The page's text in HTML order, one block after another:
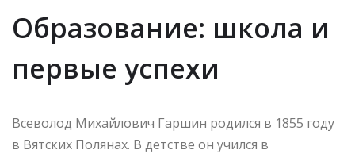
Образование: школа и
первые успехи
Всеволод Михайлович Гаршин родился в 1855 году
в Вятских Полянах. В детстве он учился в